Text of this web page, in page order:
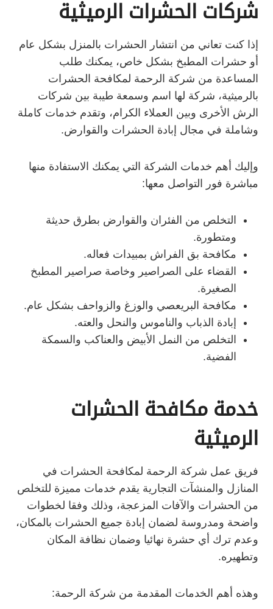
شركات الحشرات الرميثية
إذا كنت تعاني من انتشار الحشرات بالمنزل بشكل عام
أو حشرات المطبخ بشكل خاص، يمكنك طلب
المساعدة من شركة الرحمة لمكافحة الحشرات
بالرميثية، شركة لها اسم وسمعة طيبة بين شركات
الرش الأخرى وبين العملاء الكرام، وتقدم خدمات كاملة
وشاملة في مجال إبادة الحشرات والقوارض.
وإليك أهم خدمات الشركة التي يمكنك الاستفادة منها
مباشرة فور التواصل معها:
التخلص من الفئران والقوارض بطرق حديثة
ومتطورة.
مكافحة بق الفراش بمبيدات فعاله.
القضاء على الصراصير وخاصة صراصير المطبخ
الصغيرة.
مكافحة البريعصي والوزغ والزواحف بشكل عام.
إبادة الذباب والناموس والنحل والعته.
التخلص من النمل الأبيض والعناكب والسمكة
الفضية.
خدمة مكافحة الحشرات
الرميثية
فريق عمل شركة الرحمة لمكافحة الحشرات في
المنازل والمنشآت التجارية يقدم خدمات مميزة للتخلص
من الحشرات والآفات المزعجة، وذلك وفقا لخطوات
واضحة ومدروسة لضمان إبادة جميع الحشرات بالمكان،
وعدم ترك أي حشرة نهائيا وضمان نظافة المكان
وتطهيره.
وهذه أهم الخدمات المقدمة من شركة الرحمة: